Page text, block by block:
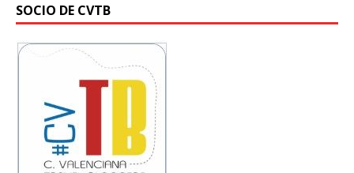
SOCIO DE CVTB